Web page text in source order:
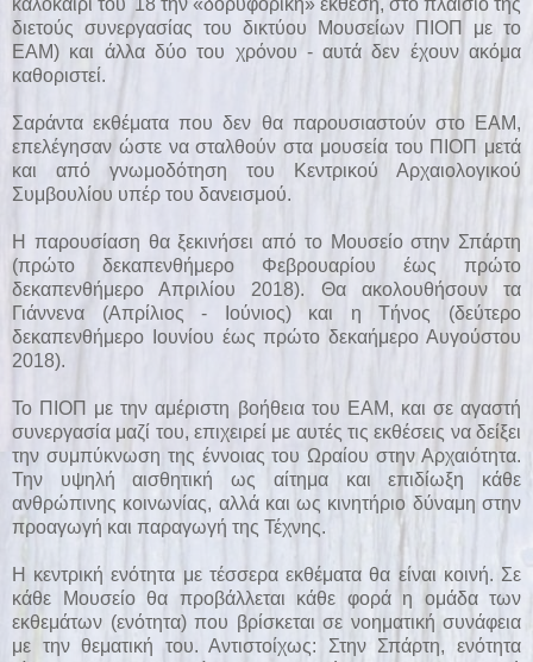
διετούς συνεργασίας του δικτύου Μουσείων ΠΙΟΠ με το
ΕΑΜ) και άλλα δύο του χρόνου - αυτά δεν έχουν ακόμα
καθοριστεί.
Σαράντα εκθέματα που δεν θα παρουσιαστούν στο ΕΑΜ,
επελέγησαν ώστε να σταλθούν στα μουσεία του ΠΙΟΠ μετά
και από γνωμοδότηση του Κεντρικού Αρχαιολογικού
Συμβουλίου υπέρ του δανεισμού.
Η παρουσίαση θα ξεκινήσει από το Μουσείο στην Σπάρτη
(πρώτο δεκαπενθήμερο Φεβρουαρίου έως πρώτο
δεκαπενθήμερο Απριλίου 2018). Θα ακολουθήσουν τα
Γιάννενα (Απρίλιος - Ιούνιος) και η Τήνος (δεύτερο
δεκαπενθήμερο Ιουνίου έως πρώτο δεκαήμερο Αυγούστου
2018).
Το ΠΙΟΠ με την αμέριστη βοήθεια του ΕΑΜ, και σε αγαστή
συνεργασία μαζί του, επιχειρεί με αυτές τις εκθέσεις να δείξει
την συμπύκνωση της έννοιας του Ωραίου στην Αρχαιότητα.
Την υψηλή αισθητική ως αίτημα και επιδίωξη κάθε
ανθρώπινης κοινωνίας, αλλά και ως κινητήριο δύναμη στην
προαγωγή και παραγωγή της Τέχνης.
Η κεντρική ενότητα με τέσσερα εκθέματα θα είναι κοινή. Σε
κάθε Μουσείο θα προβάλλεται κάθε φορά η ομάδα των
εκθεμάτων (ενότητα) που βρίσκεται σε νοηματική συνάφεια
με την θεματική του. Αντιστοίχως: Στην Σπάρτη, ενότητα